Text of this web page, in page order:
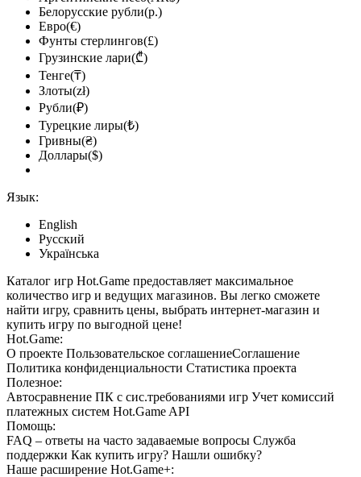
Белорусские рубли(р.)
Евро(€)
Фунты стерлингов(£)
Грузинские лари(₾)
Тенге(₸)
Злоты(zł)
Рубли(₽)
Турецкие лиры(₺)
Гривны(₴)
Доллары($)
Язык:
English
Русский
Українська
Каталог игр Hot.Game предоставляет максимальное
количество игр и ведущих магазинов. Вы легко сможете
найти игру, сравнить цены, выбрать интернет-магазин и
купить игру по выгодной цене!
Hot.Game:
О проекте Пользовательское соглашениеСоглашение
Политика конфиденциальности Статистика проекта
Полезное:
Автосравнение ПК с сис.требованиями игр Учет комиссий
платежных систем Hot.Game API
Помощь:
FAQ – ответы на часто задаваемые вопросы Служба
поддержки Как купить игру? Нашли ошибку?
Наше расширение Hot.Game+: